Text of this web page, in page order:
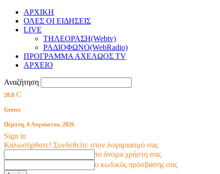
ΑΡΧΙΚΗ
ΟΛΕΣ ΟΙ ΕΙΔΗΣΕΙΣ
LIVE
ΤΗΛΕΟΡΑΣΗ(Webtv)
ΡΑΔΙΟΦΩΝΟ(WebRadio)
ΠΡΟΓΡΑΜΜΑ ΑΧΕΛΩΟΣ TV
ΑΡΧΕΙΟ
Αναζήτηση
28.8 C
Greece
Πέμπτη, 6 Αυγούστου, 2026
Sign in
Καλωσήρθατε! Συνδεθείτε στον λογαριασμό σας
το όνομα χρήστη σας
ο κωδικός πρόσβασης σας